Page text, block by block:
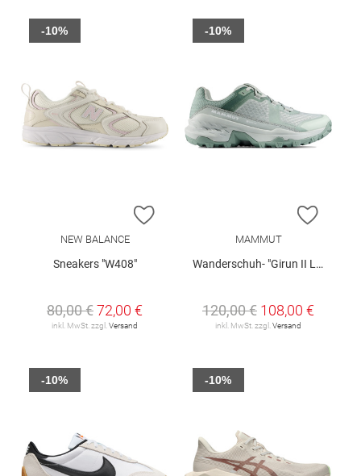
ZUR WUNSCHLISTE HINZUFÜGEN
NEW BALANCE
Sneakers "W408"
80,00 €72,00 €
inkl. MwSt. zzgl.Versand
-10%
ZUR
MAMMUT
Wanderschuh- "Girun II Low GTX W"
120,00 € 108,00 €
inkl. MwSt. zzgl.Versand
-10%
-10% -10%